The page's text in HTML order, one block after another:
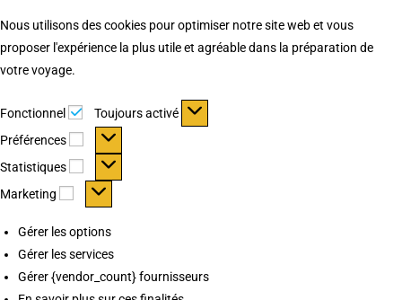
Nous utilisons des cookies pour optimiser notre site web et vous
proposer l'expérience la plus utile et agréable dans la préparation de
votre voyage.
Fonctionnel Fonctionnel
Toujours activé
Préférences
Préférences
Statistiques Statistiques
Marketing Marketing
Gérer les options
Gérer les services
Gérer {vendor_count} fournisseurs